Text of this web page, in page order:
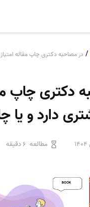
/
دکتری چاپ
دارد و
مطالعه 6 دقیقه